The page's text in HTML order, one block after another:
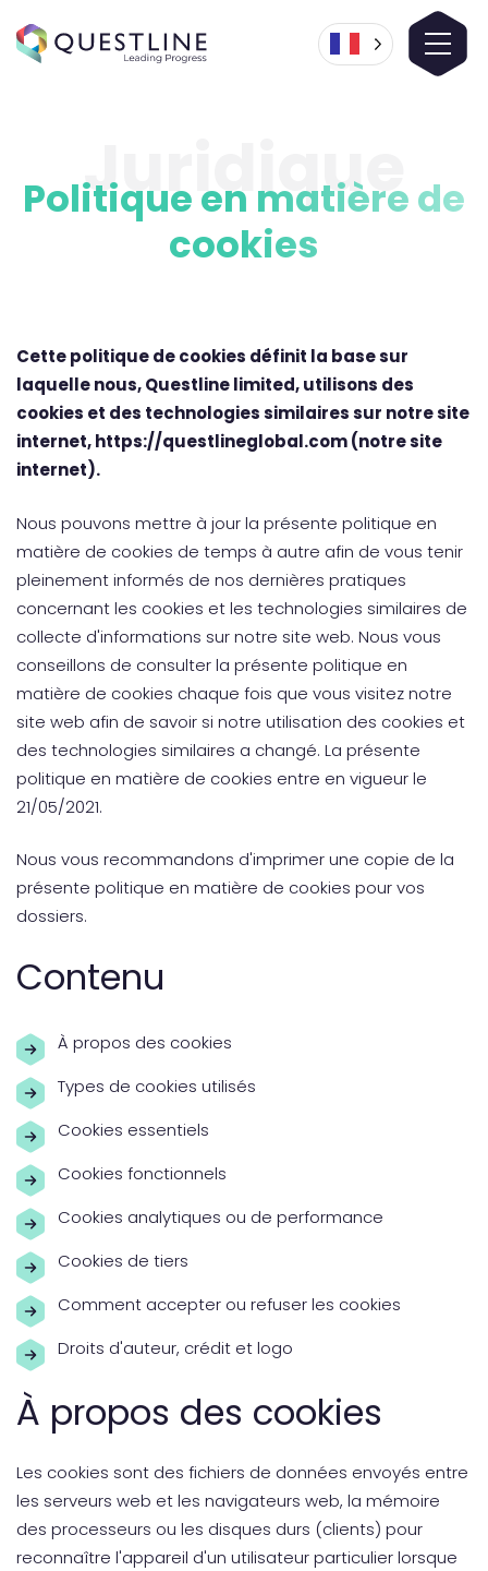
Juridique
Politique en matière de
cookies
Cette politique de cookies définit la base sur
laquelle nous, Questline limited, utilisons des
cookies et des technologies similaires sur notre site
internet, https://questlineglobal.com (notre site
internet).
Nous pouvons mettre à jour la présente politique en
matière de cookies de temps à autre afin de vous tenir
pleinement informés de nos dernières pratiques
concernant les cookies et les technologies similaires de
collecte d'informations sur notre site web. Nous vous
conseillons de consulter la présente politique en
matière de cookies chaque fois que vous visitez notre
site web afin de savoir si notre utilisation des cookies et
des technologies similaires a changé. La présente
politique en matière de cookies entre en vigueur le
21/05/2021.
Nous vous recommandons d'imprimer une copie de la
présente politique en matière de cookies pour vos
dossiers.
Contenu
À propos des cookies
Types de cookies utilisés
Cookies essentiels
Cookies fonctionnels
Cookies analytiques ou de performance
Cookies de tiers
Comment accepter ou refuser les cookies
Droits d'auteur, crédit et logo
À propos des cookies
Les cookies sont des fichiers de données envoyés entre
les serveurs web et les navigateurs web, la mémoire
des processeurs ou les disques durs (clients) pour
reconnaître l'appareil d'un utilisateur particulier lorsque